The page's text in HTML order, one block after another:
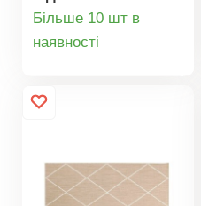
вуличні килими в
марракеському стилі
комфорт на балконі
та в саду - цілий рік,
надзвичайно міцні,
брудовідштовхуючі
Більше 10 шт в
наявності